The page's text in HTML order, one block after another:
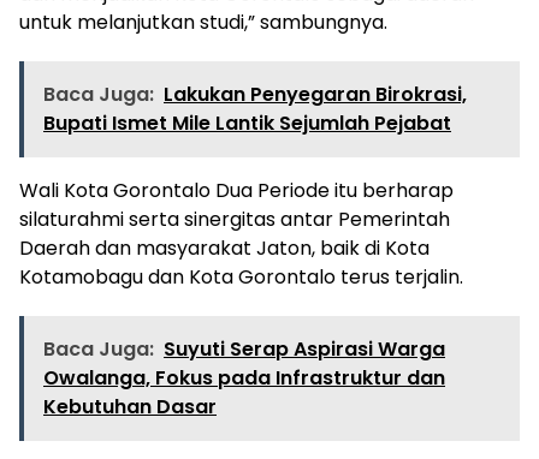
untuk melanjutkan studi,” sambungnya.
Baca Juga: Lakukan Penyegaran Birokrasi,
Bupati Ismet Mile Lantik Sejumlah Pejabat
Wali Kota Gorontalo Dua Periode itu berharap
silaturahmi serta sinergitas antar Pemerintah
Daerah dan masyarakat Jaton, baik di Kota
Kotamobagu dan Kota Gorontalo terus terjalin.
Baca Juga: Suyuti Serap Aspirasi Warga
Owalanga, Fokus pada Infrastruktur dan
Kebutuhan Dasar